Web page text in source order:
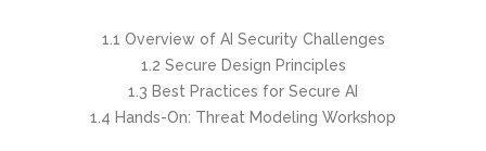
1.1 Overview of AI Security Challenges
1.2 Secure Design Principles
1.3 Best Practices for Secure AI
1.4 Hands-On: Threat Modeling Workshop